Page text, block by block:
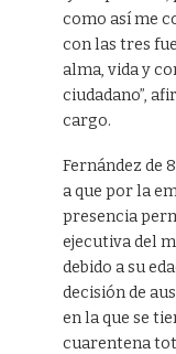
como así me
con las tres
alma, vida y
ciudadano”,
cargo.
Fernández de
a que por la
presencia
ejecutiva del
debido a su
decisión de
en la que se
cuarentena